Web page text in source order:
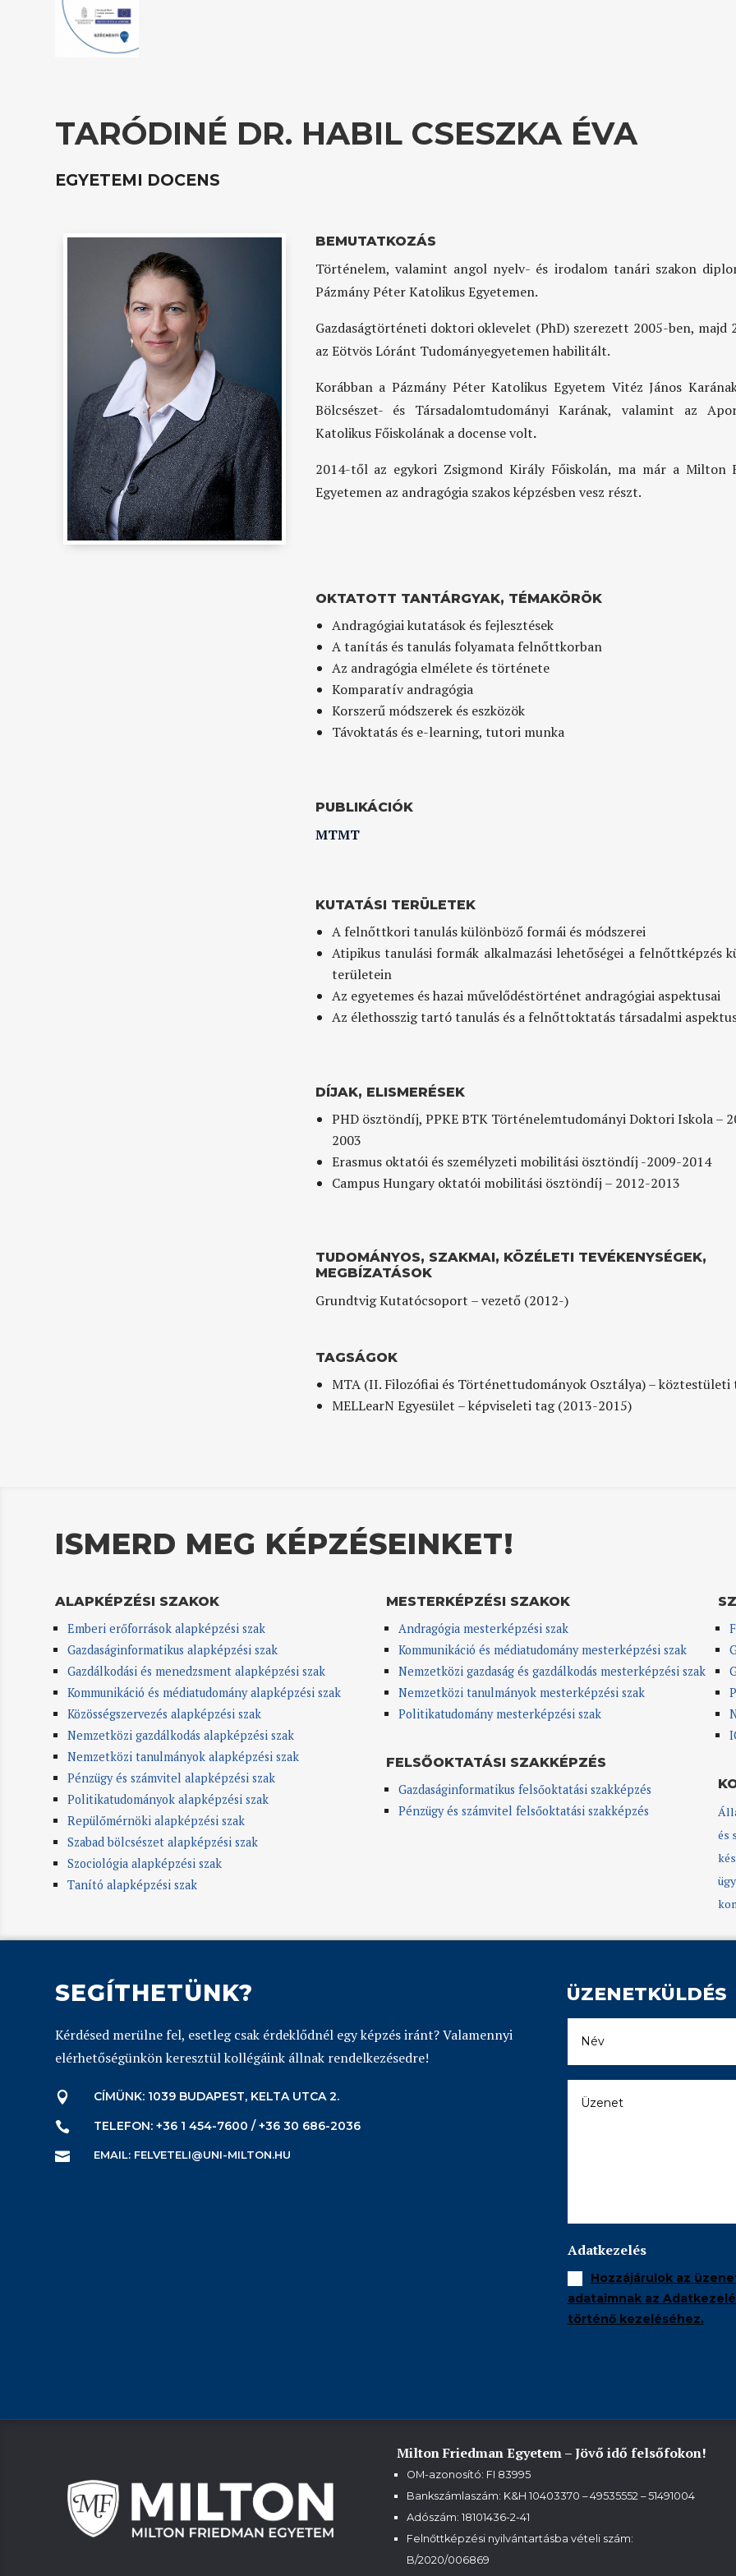
TARÓDINÉ DR. HABIL CSESZKA ÉVA
EGYETEMI DOCENS
BEMUTATKOZÁS
Történelem, valamint angol nyelv- és irodalom tanári szakon
Pázmány Péter Katolikus Egyetemen.
Gazdaságtörténeti doktori oklevelet (PhD) szerezett 2005-ben, majd
az Eötvös Lóránt Tudományegyetemen habilitált.
Korábban a Pázmány Péter Katolikus Egyetem Vitéz János
Bölcsészet- és Társadalomtudományi Karának, valamint az
Katolikus Főiskolának a docense volt.
2014-től az egykori Zsigmond Király Főiskolán, ma már a Milton
Egyetemen az andragógia szakos képzésben vesz részt.
OKTATOTT TANTÁRGYAK, TÉMAKÖRÖK
Andragógiai kutatások és fejlesztések
A tanítás és tanulás folyamata felnőttkorban
Az andragógia elmélete és története
Komparatív andragógia
Korszerű módszerek és eszközök
Távoktatás és e-learning, tutori munka
PUBLIKÁCIÓK
MTMT
KUTATÁSI TERÜLETEK
A felnőttkori tanulás különböző formái és módszerei
Atipikus tanulási formák alkalmazási lehetőségei a felnőttképzés
területein
Az egyetemes és hazai művelődéstörténet andragógiai aspektusai
Az élethosszig tartó tanulás és a felnőttoktatás társadalmi
DÍJAK, ELISMERÉSEK
PHD ösztöndíj, PPKE BTK Történelemtudományi Doktori Iskola –
2003
Erasmus oktatói és személyzeti mobilitási ösztöndíj -2009-2014
Campus Hungary oktatói mobilitási ösztöndíj – 2012-2013
TUDOMÁNYOS, SZAKMAI, KÖZÉLETI TEVÉKENYSÉGEK,
MEGBÍZATÁSOK
Grundtvig Kutatócsoport – vezető (2012-)
TAGSÁGOK
MTA (II. Filozófiai és Történettudományok Osztálya) – köztestületi
MELLearN Egyesület – képviseleti tag (2013-2015)
ISMERD MEG KÉPZÉSEINKET!
ALAPKÉPZÉSI SZAKOK
Emberi erőforrások alapképzési szak
Gazdaságinformatikus alapképzési szak
Gazdálkodási és menedzsment alapképzési szak
Kommunikáció és médiatudomány alapképzési szak
Közösségszervezés alapképzési szak
Nemzetközi gazdálkodás alapképzési szak
Nemzetközi tanulmányok alapképzési szak
Pénzügy és számvitel alapképzési szak
Politikatudományok alapképzési szak
Repülőmérnöki alapképzési szak
Szabad bölcsészet alapképzési szak
Szociológia alapképzési szak
Tanító alapképzési szak
MESTERKÉPZÉSI SZAKOK
Andragógia mesterképzési szak
Kommunikáció és médiatudomány mesterképzési szak
Nemzetközi gazdaság és gazdálkodás mesterképzési szak
Nemzetközi tanulmányok mesterképzési szak
Politikatudomány mesterképzési szak
FELSŐOKTATÁSI SZAKKÉPZÉS
Gazdaságinformatikus felsőoktatási szakképzés
Pénzügy és számvitel felsőoktatási szakképzés
és
SEGÍTHETÜNK?
Kérdésed merülne fel, esetleg csak érdeklődnél egy képzés iránt? Valamennyi
elérhetőségünkön keresztül kollégáink állnak rendelkezésedre!
 CÍMÜNK: 1039 BUDAPEST, KELTA UTCA 2.
 TELEFON: +36 1 454-7600 / +36 30 686-2036
 EMAIL: FELVETELI@UNI-MILTON.HU
ÜZENETKÜLDÉS
Adatkezelés
Hozzájárulok az
adataimnak az
történő kezeléséhez.
Milton Friedman Egyetem – Jövő idő felsőfokon!
OM-azonosító: FI 83995
Bankszámlaszám: K&H 10403370 – 49535552 – 51491004
Adószám: 18101436-2-41
Felnőttképzési nyilvántartásba vételi szám:
B/2020/006869